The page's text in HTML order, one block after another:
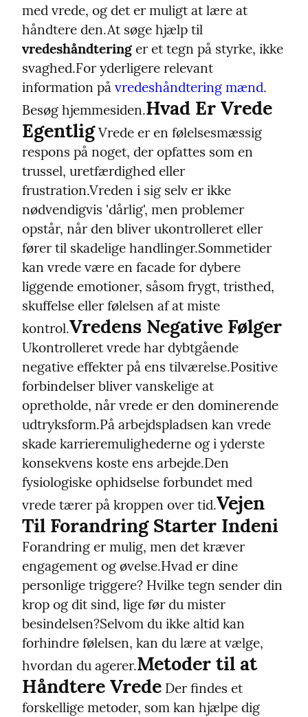
med vrede, og det er muligt at lære at
håndtere den.
vredeshåndtering er et tegn på styrke, ikke
svaghed.For yderligere relevant
information på vredeshåndtering mænd.
Besøg hjemmesiden.Hvad Er Vrede
Egentlig Vrede er en følelsesmæssig
respons på noget, der opfattes som en
trussel, uretfærdighed eller
frustration.Vreden i sig selv er ikke
nødvendigvis 'dårlig', men problemer
opstår, når den bliver ukontrolleret eller
fører til skadelige handlinger.Sommetider
kan vrede være en facade for dybere
liggende emotioner, såsom frygt, tristhed,
skuffelse eller følelsen af at miste
kontrol.Vredens Negative Følger
Ukontrolleret vrede har dybtgående
negative effekter på ens tilværelse.Positive
forbindelser bliver vanskelige at
opretholde, når vrede er den dominerende
udtryksform.På arbejdspladsen kan vrede
skade karrieremulighederne og i yderste
konsekvens koste ens arbejde.Den
fysiologiske ophidselse forbundet med
vrede tærer på kroppen over tid.Vejen
Til Forandring Starter Indeni
Forandring er mulig, men det kræver
engagement og øvelse.Hvad er dine
personlige triggere? Hvilke tegn sender din
krop og dit sind, lige før du mister
besindelsen?Selvom du ikke altid kan
forhindre følelsen, kan du lære at vælge,
hvordan du agerer.Metoder til at
Håndtere Vrede Der findes et
forskellige metoder, som kan hjælpe dig